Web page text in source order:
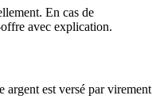
En cas de
avec explication.
est versé par virement